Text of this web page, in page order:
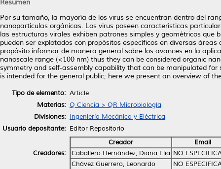
Resumen
Por su tamaño, la mayoría de los virus se encuentran dentro del
nanopartículas orgánicas. Los virus poseen características
las estructuras virales exhiben patrones simples y geométricos
pueden ser explotados con propósitos específicos en diversas
propósito informar de manera general sobre los avances en la
nanoscale range (<100 nm) thus they can be considered organic
symmetry and self-assembly capability that can be manipulated
is intended for the general public; here we present an overview of
Tipo de elemento: Article
Materias: Q Ciencia > QR Microbiología
Divisiones: Ingeniería Mecánica y Eléctrica
Usuario depositante: Editor Repositorio
Creadores:
Creador
Email
Caballero Hernández, Diana Elia NO
Chávez Guerrero, Leonardo
NO